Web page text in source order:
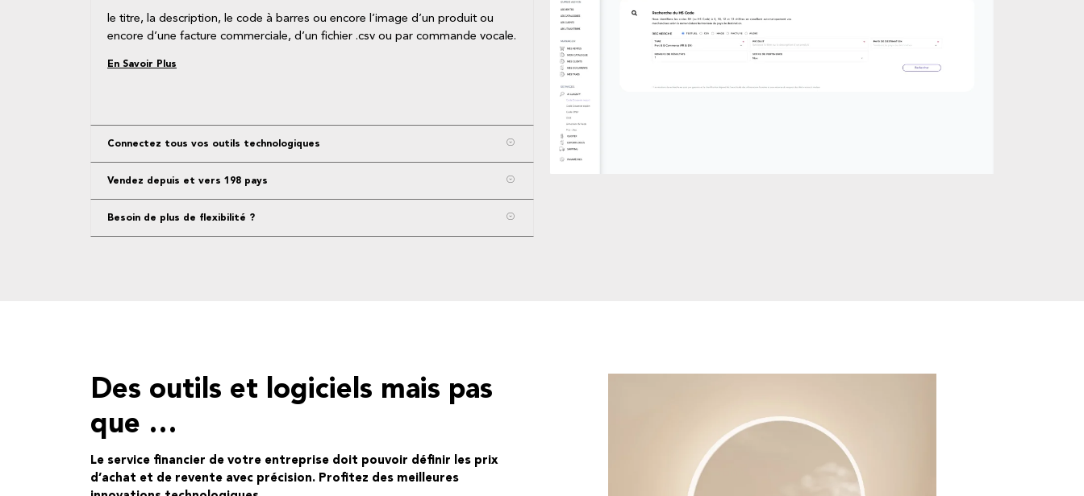
le titre, la description, le code à barres ou encore l’image d’un produit ou
encore d’une facture commerciale, d’un fichier .csv ou par commande vocale.
En Savoir Plus
Connectez tous vos outils technologiques
Vendez depuis et vers 198 pays
Besoin de plus de flexibilité ?
Des outils et logiciels mais pas
que …
Le service financier de votre entreprise doit pouvoir définir les prix
d’achat et de revente avec précision. Profitez des meilleures